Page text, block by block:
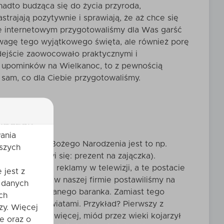
budząca się do życia przyroda,
pozytywnie i sprawiają, że aż chce się
przygotowaliśmy dla Was garść
tego wyjątkowego święta, ale również porę
zaowocowało praktycznymi i
na Wielkanoc, to z pewnością
co dla Ciebie przygotowaliśmy.
przypadku Bożego Narodzenia jest to np.
(nawet mówi się: prezent na zajączka).
media i reklamy w telewizji, a te postacie
Dlatego też w naszej firmie postawiliśmy na
albo lukrowanego baranka. Zamiast tego
się ze światami. Przykład? Pierwszy z
potraw. Co więcej, miód przez wieki kojarzył
jest z
Więcej
oraz o